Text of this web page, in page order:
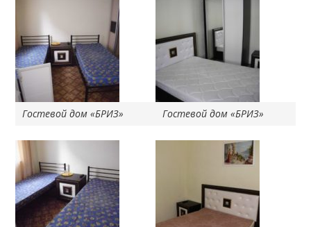
Гостевой дом «БРИЗ» Гостевой дом «БРИЗ»